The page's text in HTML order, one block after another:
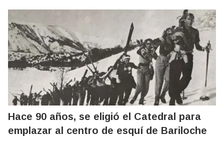
Hace 90 años, se eligió el Catedral para
emplazar al centro de esquí de Bariloche